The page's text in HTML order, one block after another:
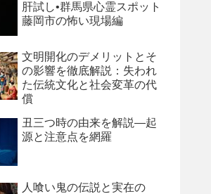
肝試し•群馬県心霊スポット
藤岡市の怖い現場編
文明開化のデメリットとそ
の影響を徹底解説：失われ
た伝統文化と社会変革の代
償
丑三つ時の由来を解説―起
源と注意点を網羅
人喰い鬼の伝説と実在の